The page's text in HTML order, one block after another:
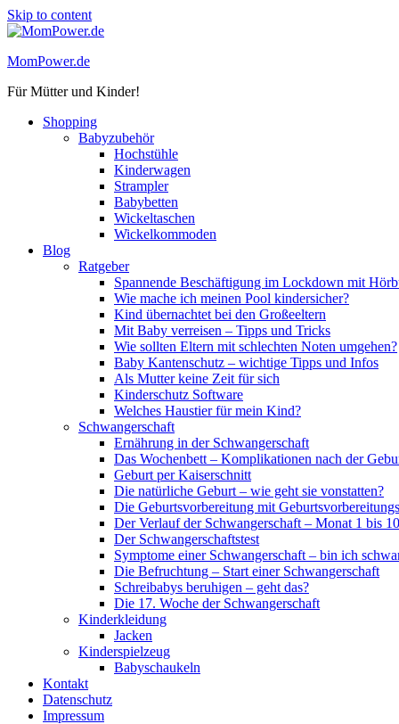
Skip to content
MomPower.de
Für Mütter und Kinder!
Shopping
Babyzubehör
Hochstühle
Kinderwagen
Strampler
Babybetten
Wickeltaschen
Wickelkommoden
Blog
Ratgeber
Spannende Beschäftigung im Lockdown mit
Wie mache ich meinen Pool kindersicher?
Kind übernachtet bei den Großeeltern
Mit Baby verreisen – Tipps und Tricks
Wie sollten Eltern mit schlechten Noten umgehen?
Baby Kantenschutz – wichtige Tipps und Infos
Als Mutter keine Zeit für sich
Kinderschutz Software
Welches Haustier für mein Kind?
Schwangerschaft
Ernährung in der Schwangerschaft
Das Wochenbett – Komplikationen nach der
Geburt per Kaiserschnitt
Die natürliche Geburt – wie geht sie vonstatten?
Die Geburtsvorbereitung mit
Der Verlauf der Schwangerschaft – Monat 1 bis 10
Der Schwangerschaftstest
Symptome einer Schwangerschaft – bin ich
Die Befruchtung – Start einer Schwangerschaft
Schreibabys beruhigen – geht das?
Die 17. Woche der Schwangerschaft
Kinderkleidung
Jacken
Kinderspielzeug
Babyschaukeln
Kontakt
Datenschutz
Impressum